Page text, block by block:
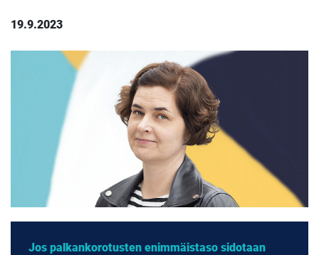
19.9.2023
Jos palkankorotusten enimmäistaso sidotaan